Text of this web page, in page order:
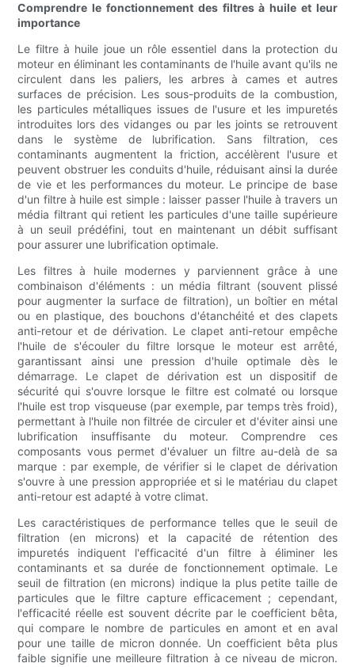
Comprendre le fonctionnement des filtres à huile et leur
importance
Le filtre à huile joue un rôle essentiel dans la protection du
moteur en éliminant les contaminants de l'huile avant qu'ils ne
circulent dans les paliers, les arbres à cames et autres
surfaces de précision. Les sous-produits de la combustion,
les particules métalliques issues de l'usure et les impuretés
introduites lors des vidanges ou par les joints se retrouvent
dans le système de lubrification. Sans filtration, ces
contaminants augmentent la friction, accélèrent l'usure et
peuvent obstruer les conduits d'huile, réduisant ainsi la durée
de vie et les performances du moteur. Le principe de base
d'un filtre à huile est simple : laisser passer l'huile à travers un
média filtrant qui retient les particules d'une taille supérieure
à un seuil prédéfini, tout en maintenant un débit suffisant
pour assurer une lubrification optimale.
Les filtres à huile modernes y parviennent grâce à une
combinaison d'éléments : un média filtrant (souvent plissé
pour augmenter la surface de filtration), un boîtier en métal
ou en plastique, des bouchons d'étanchéité et des clapets
anti-retour et de dérivation. Le clapet anti-retour empêche
l'huile de s'écouler du filtre lorsque le moteur est arrêté,
garantissant ainsi une pression d'huile optimale dès le
démarrage. Le clapet de dérivation est un dispositif de
sécurité qui s'ouvre lorsque le filtre est colmaté ou lorsque
l'huile est trop visqueuse (par exemple, par temps très froid),
permettant à l'huile non filtrée de circuler et d'éviter ainsi une
lubrification insuffisante du moteur. Comprendre ces
composants vous permet d'évaluer un filtre au-delà de sa
marque : par exemple, de vérifier si le clapet de dérivation
s'ouvre à une pression appropriée et si le matériau du clapet
anti-retour est adapté à votre climat.
Les caractéristiques de performance telles que le seuil de
filtration (en microns) et la capacité de rétention des
impuretés indiquent l'efficacité d'un filtre à éliminer les
contaminants et sa durée de fonctionnement optimale. Le
seuil de filtration (en microns) indique la plus petite taille de
particules que le filtre capture efficacement ; cependant,
l'efficacité réelle est souvent décrite par le coefficient bêta,
qui compare le nombre de particules en amont et en aval
pour une taille de micron donnée. Un coefficient bêta plus
faible signifie une meilleure filtration à ce niveau de micron.